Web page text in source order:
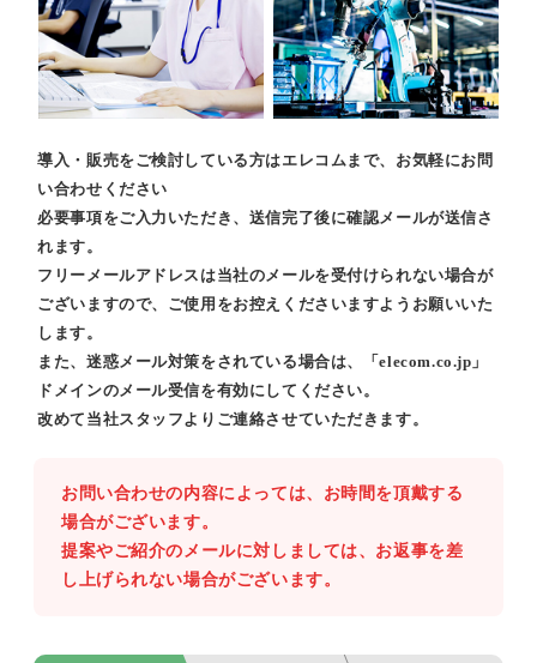
導入・販売をご検討している方はエレコムまで、お気軽にお問
い合わせください
必要事項をご入力いただき、送信完了後に確認メールが送信さ
れます。
フリーメールアドレスは当社のメールを受付けられない場合が
ございますので、ご使用をお控えくださいますようお願いいた
します。
また、迷惑メール対策をされている場合は、「elecom.co.jp」
ドメインのメール受信を有効にしてください。
改めて当社スタッフよりご連絡させていただきます。
お問い合わせの内容によっては、お時間を頂戴する
場合がございます。
提案やご紹介のメールに対しましては、お返事を差
し上げられない場合がございます。